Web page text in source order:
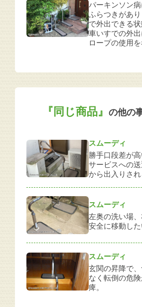
パーキンソン
ふらつきがあ
で外出できる
車いすでの外
ロープの使用を
『同じ商品』の他の
スムーディ
勝手口段差が
サービスへの
から出入りされ
スムーディ
左奥の洗い場
安全に移動した
スムーディ
玄関の昇降で
なく転倒の危
痺。